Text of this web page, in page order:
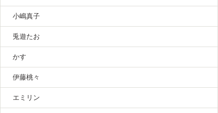
小嶋真子
兎遊たお
かす
伊藤桃々
エミリン